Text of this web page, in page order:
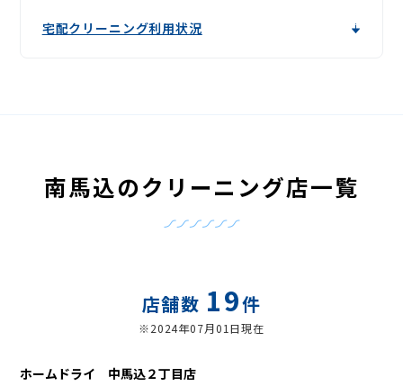
宅配クリーニング利用状況
南馬込のクリーニング店一覧
店舗数 19件
※2024年07月01日現在
ホームドライ 中馬込２丁目店